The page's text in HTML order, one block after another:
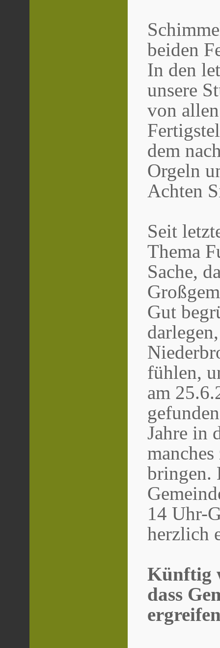
beiden
In den
unsere
von
dem
Orgeln
Achten
Seit
Thema
Sache,
Gut
fühlen,
am
Jahre in
bringen.
14 Uhr-
herzlich
Künftig
dass